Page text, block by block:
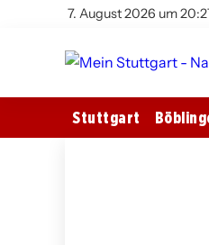
7. August 2026 um
Stuttgart